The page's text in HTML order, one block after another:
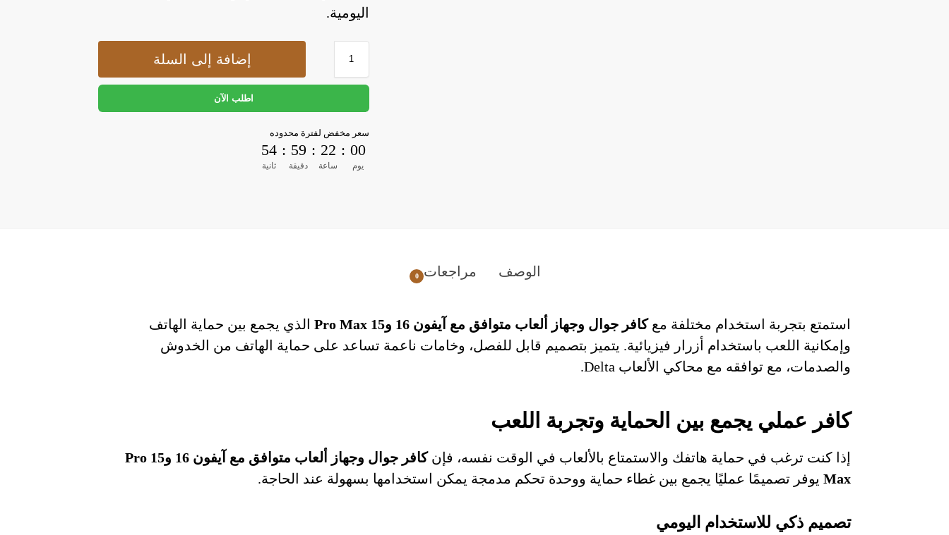
اليومية.
إضافة إلى السلة
اطلب الآن
سعر مخفض لفترة محدوده
00
يوم
:
22
ساعة
:
59
دقيقة
:
53
ثانية
الوصف مراجعات 0
استمتع بتجربة استخدام مختلفة معكافر جوال وجهاز ألعاب متوافق مع آيفون 16 و15 Pro Max
الذي يجمع بين حماية الهاتف
وإمكانية اللعب باستخدام أزرار فيزيائية. يتميز بتصميم قابل للفصل، وخامات ناعمة تساعد على حماية الهاتف من الخدوش
والصدمات، مع توافقه مع محاكي الألعاب Delta.
كافر عملي يجمع بين الحماية وتجربة اللعب
إذا كنت ترغب في حماية هاتفك والاستمتاع بالألعاب في الوقت نفسه، فإن
كافر جوال وجهاز ألعاب متوافق مع آيفون 16 و15 Pro
Max يوفر تصميمًا عمليًا يجمع بين غطاء حماية ووحدة تحكم مدمجة يمكن استخدامها بسهولة عند الحاجة.
تصميم ذكي للاستخدام اليومي